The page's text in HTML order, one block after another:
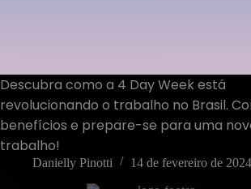
Descubra como a 4 Day Week está
revolucionando o trabalho no Brasil.
benefícios e prepare-se para uma
trabalho!
Danielly Pinotti 14 de fevereiro de 2024